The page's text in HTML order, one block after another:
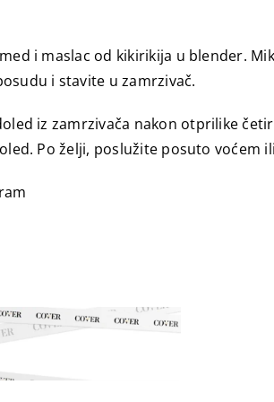
i maslac od kikirikija u blender.
i stavite u zamrzivač.
iz zamrzivača nakon otprilike
Po želji, poslužite posuto voćem